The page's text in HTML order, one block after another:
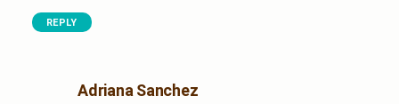
REPLY
Adriana Sanchezsays: